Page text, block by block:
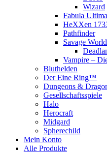
Wizard
Fabula Ultima
HeXXen
Pathfinder
Savage
Vampire –
Bluthelden
Der Eine Ring™
Dungeons &
Gesellschaftsspiele
Halo
Herocraft
Midgard
Spherechild
Mein Konto
Alle Produkte